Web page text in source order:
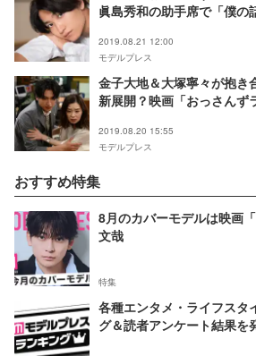
眞島秀和の助手席で「僕の
2019.08.21 12:00
モデルプレス
金子大地＆大塚寧々が抱
新展開？映画「おっさんず
2019.08.20 15:55
モデルプレス
おすすめ特集
8月のカバーモデルは映画
文哉
特集
各種エンタメ・ライフスタ
グ＆読者アンケート結果を